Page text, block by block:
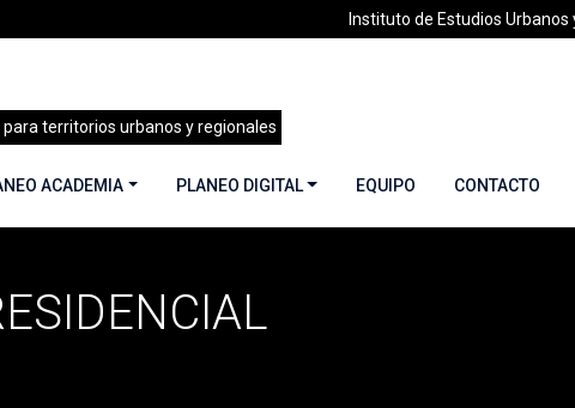
Instituto de Estudios Urbanos
para territorios urbanos y regionales
ACADEMIA PLANEO DIGITAL EQUIPO CONTACTO